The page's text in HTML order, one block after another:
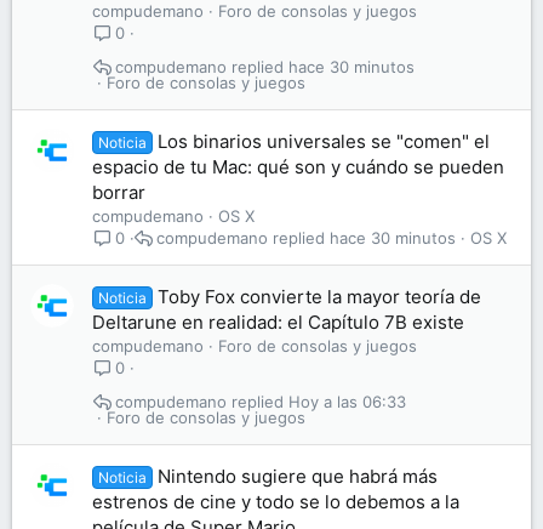
compudemano
Foro de consolas y juegos
0
Foro de consolas y juegos
hace 30 minutos
compudemano
Noticia
Los binarios universales se "comen" el
espacio de tu Mac: qué son y cuándo se pueden
borrar
compudemano
OS X
0
OS X
hace 30 minutos
compudemano
Noticia
Toby Fox convierte la mayor teoría de
Deltarune en realidad: el Capítulo 7B existe
compudemano
Foro de consolas y juegos
0
Foro de consolas y juegos
Hoy a las 06:33
compudemano
Noticia
Nintendo sugiere que habrá más
estrenos de cine y todo se lo debemos a la